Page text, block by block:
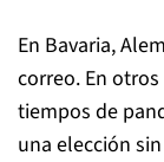
En Bavaria,
correo. En
tiempos de
una elección